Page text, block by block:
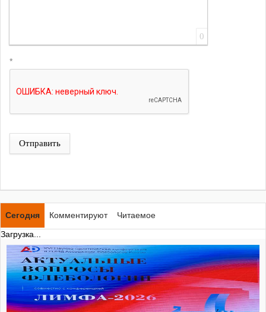
0
*
Отправить
Сегодня Комментируют
Читаемое
Загрузка...